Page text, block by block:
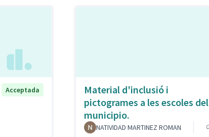
Acceptada
Material d'inclusió i
pictogrames a les escoles del
municipio.
NATIVIDAD MARTINEZ ROMAN